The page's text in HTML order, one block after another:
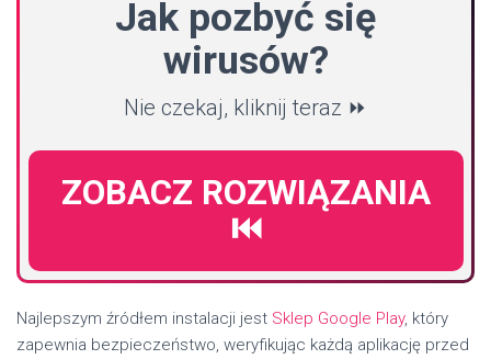
Jak pozbyć się
wirusów?
Nie czekaj, kliknij teraz ⏩
ZOBACZ ROZWIĄZANIA
⏮️
Najlepszym źródłem instalacji jest Sklep Google Play, który
zapewnia bezpieczeństwo, weryfikując każdą aplikację przed